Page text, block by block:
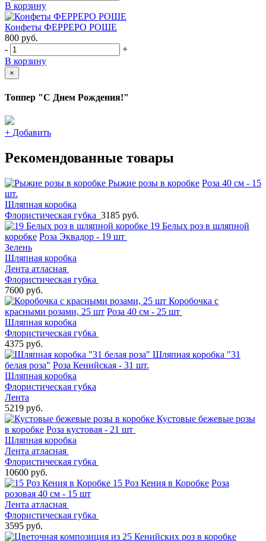
В корзину
Конфеты ФЕРРЕРО РОШЕ
800 руб.
-
+
В корзину
×
Топпер "С Днем Рождения!"
+ Добавить
Рекомендованные товары
Рыжие розы в коробке Роза 40 см - 15
шт.
Шляпная коробка
Флористическая губка 3185 руб.
19 Белых роз в шляпной
коробке Роза Эквадор - 19 шт
Зелень
Шляпная коробка
Лента атласная
Флористическая губка
7600 руб.
Коробочка с
красными розами, 25 шт Роза 40 см - 25 шт
Шляпная коробка
Флористическая губка
4375 руб.
Шляпная коробка "31
белая роза" Роза Кенийская - 31 шт.
Шляпная коробка
Флористическая губка
Лента
5219 руб.
Кустовые бежевые розы
в коробке Роза кустовая - 21 шт
Шляпная коробка
Лента атласная
Флористическая губка
10600 руб.
15 Роз Кения в Коробке Роза
розовая 40 см - 15 шт
Лента атласная
Флористическая губка
3595 руб.